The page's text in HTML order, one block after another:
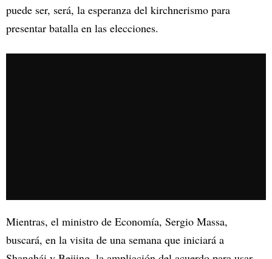
puede ser, será, la esperanza del kirchnerismo para
presentar batalla en las elecciones.
Mientras, el ministro de Economía, Sergio Massa,
buscará, en la visita de una semana que iniciará a